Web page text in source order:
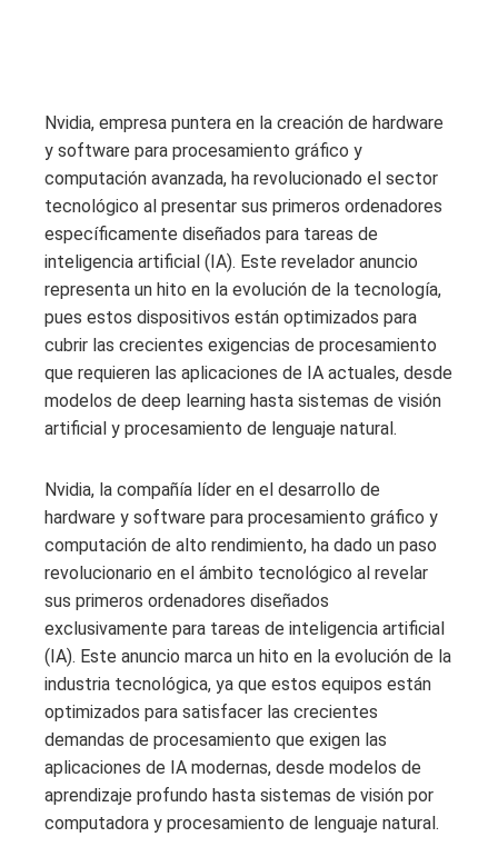
Nvidia, empresa puntera en la creación de hardware
y software para procesamiento gráfico y
computación avanzada, ha revolucionado el sector
tecnológico al presentar sus primeros ordenadores
específicamente diseñados para tareas de
inteligencia artificial (IA). Este revelador anuncio
representa un hito en la evolución de la tecnología,
pues estos dispositivos están optimizados para
cubrir las crecientes exigencias de procesamiento
que requieren las aplicaciones de IA actuales, desde
modelos de deep learning hasta sistemas de visión
artificial y procesamiento de lenguaje natural.
Nvidia, la compañía líder en el desarrollo de
hardware y software para procesamiento gráfico y
computación de alto rendimiento, ha dado un paso
revolucionario en el ámbito tecnológico al revelar
sus primeros ordenadores diseñados
exclusivamente para tareas de inteligencia artificial
(IA). Este anuncio marca un hito en la evolución de la
industria tecnológica, ya que estos equipos están
optimizados para satisfacer las crecientes
demandas de procesamiento que exigen las
aplicaciones de IA modernas, desde modelos de
aprendizaje profundo hasta sistemas de visión por
computadora y procesamiento de lenguaje natural.